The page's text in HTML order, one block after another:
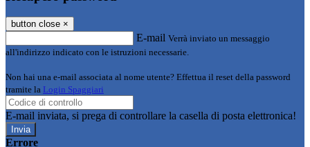
button close ×
E-mail Verrà inviato un messaggio
all'indirizzo indicato con le istruzioni necessarie.
Non hai una e-mail associata al nome utente? Effettua il reset della password
tramite la Login Spaggiari
E-mail inviata, si prega di controllare la casella di posta elettronica!
Errore